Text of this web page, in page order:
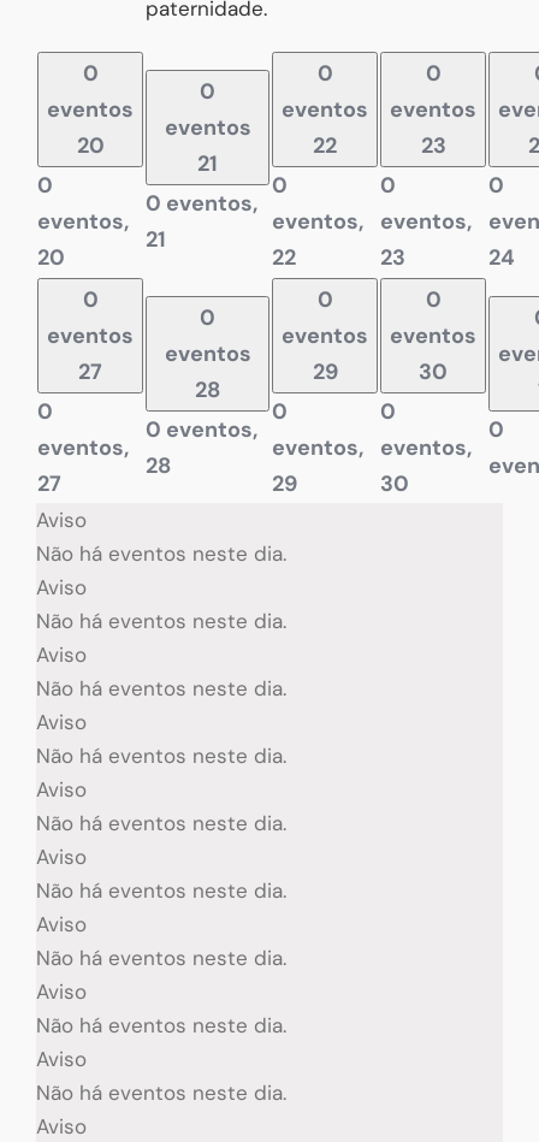
paternidade.
0
eventos
20
0
eventos,
20
0
eventos
21
0 eventos,
21
0
eventos
22
0
eventos,
22
0
eventos
23
0
eventos,
23
0
24
0
eventos
27
0
eventos,
27
0
eventos
28
0 eventos,
28
0
eventos
29
0
eventos,
29
0
eventos
30
0
eventos,
30
0
Aviso
Não há eventos neste dia.
Aviso
Não há eventos neste dia.
Aviso
Não há eventos neste dia.
Aviso
Não há eventos neste dia.
Aviso
Não há eventos neste dia.
Aviso
Não há eventos neste dia.
Aviso
Não há eventos neste dia.
Aviso
Não há eventos neste dia.
Aviso
Não há eventos neste dia.
Aviso